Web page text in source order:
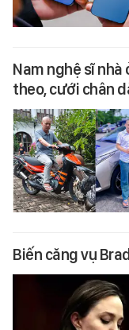
Nam nghệ sĩ nhà
theo, cưới chân
Biến căng vụ